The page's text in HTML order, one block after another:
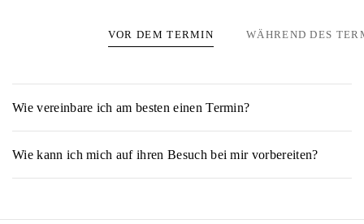
VOR DEM TERMIN WÄHREND DES
Wie vereinbare ich am besten einen Termin?
zu finden. Weitere Informationen zur Terminvereinbarung
finden Siehier.
Wie kann ich mich auf ihren Besuch bei mir vorbereiten?